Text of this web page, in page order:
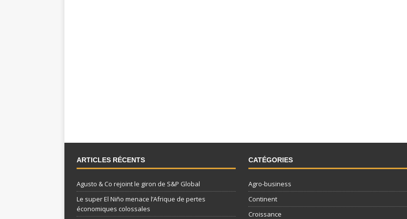
ARTICLES RÉCENTS
Agusto & Co rejoint le giron de S&P Global
Le super El Niño menace l’Afrique de pertes
économiques colossales
CATÉGORIES
Agro-business
Continent
Croissance